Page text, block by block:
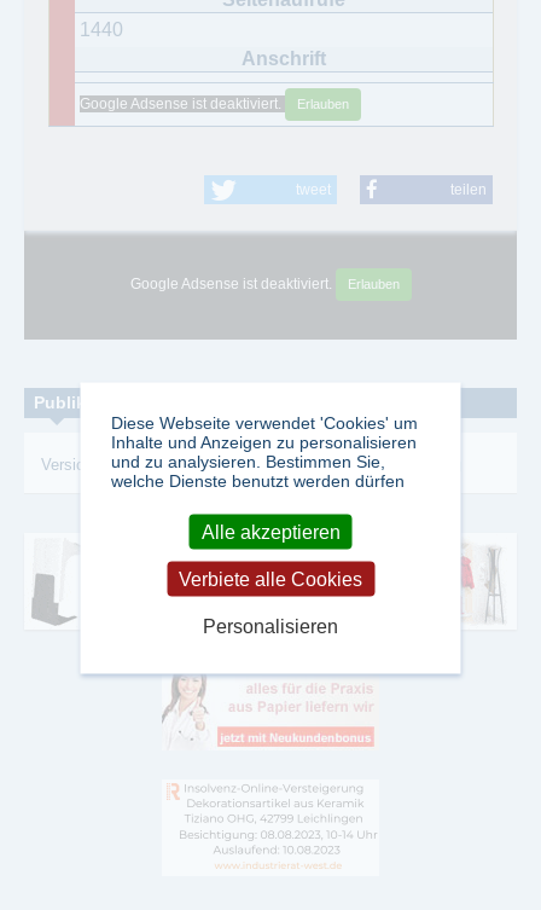
1440
Google Adsense ist deaktiviert. Erlauben
tweet teilen
Google Adsense ist deaktiviert. Erlauben
Publikationen zum Thema:
Versicherungsmedizin-Versicherung-Krankenversicherung
Diese Webseite verwendet 'Cookies' um
Inhalte und Anzeigen zu personalisieren
und zu analysieren. Bestimmen Sie,
welche Dienste benutzt werden dürfen
Alle akzeptieren
Verbiete alle Cookies
Personalisieren